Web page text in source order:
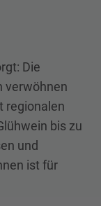
Die
verwöhnen
regionalen
bis zu
und
ist für